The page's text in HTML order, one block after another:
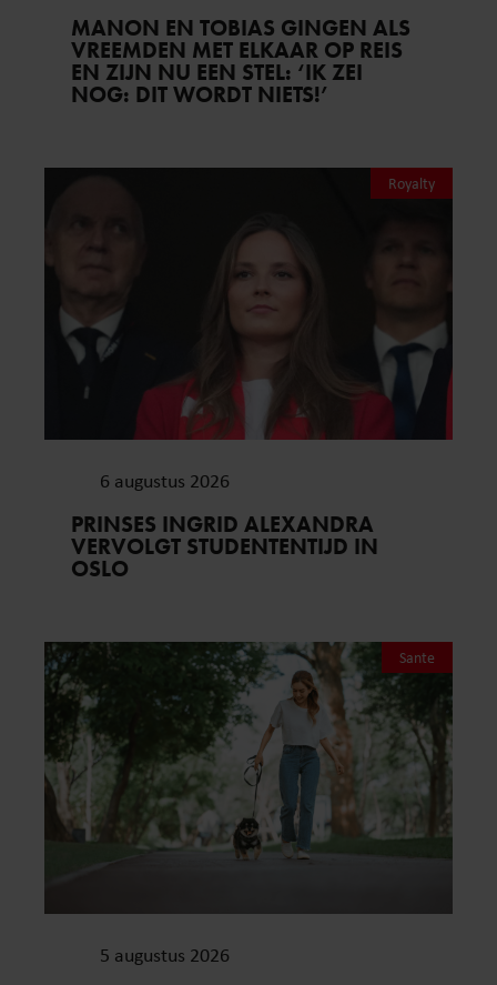
MANON EN TOBIAS GINGEN ALS
VREEMDEN MET ELKAAR OP REIS
EN ZIJN NU EEN STEL: ‘IK ZEI
NOG: DIT WORDT NIETS!’
Royalty
6 augustus 2026
PRINSES INGRID ALEXANDRA
VERVOLGT STUDENTENTIJD IN
OSLO
Sante
5 augustus 2026